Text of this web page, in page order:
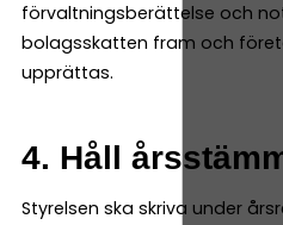
förvaltningsberättelse och
bolagsskatten fram och
upprättas.
4. Håll
Styrelsen ska skriva under